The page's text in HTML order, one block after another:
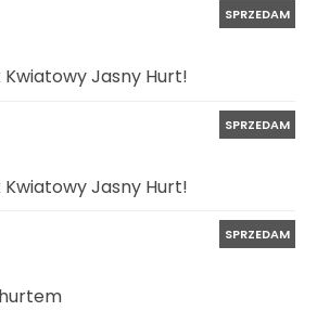
SPRZEDAM
Kwiatowy Jasny Hurt!
SPRZEDAM
Kwiatowy Jasny Hurt!
SPRZEDAM